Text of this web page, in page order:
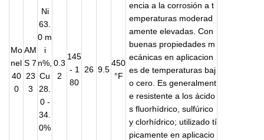
Mo
nel
40
0
AM
S 7
23
3
Ni
63.
0 m
i
n%,
Cu
28.
0 -
34.
0%
0.3
2
145
- 1
80
26 9.5
450
°F
encia a la corrosión a t
emperaturas moderad
amente elevadas. Con
buenas propiedades m
ecánicas en aplicacion
es de temperaturas baj
o cero. Es generalment
e resistente a los ácido
s fluorhídrico, sulfúrico
y clorhídrico; utilizado tí
picamente en aplicacio